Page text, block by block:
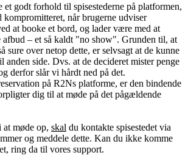
et godt forhold til spisestederne på platformen,
når brugerne udviser
at booke et bord, og lader være med at
afbud – et så kaldt "no show". Grunden til, at
sure over netop dette, er selvsagt at de kunne
anden side. Dvs. at de decideret mister penge
derfor slår vi hårdt ned på det.
på R2Ns platforme, er den bindende
dig til at møde på det pågældende
møde op, skal du kontakte spisestedet via
og meddele dette. Kan du ikke komme
ring da til vores support.